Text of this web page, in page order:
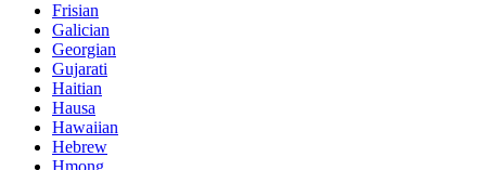
Frisian
Galician
Georgian
Gujarati
Haitian
Hausa
Hawaiian
Hebrew